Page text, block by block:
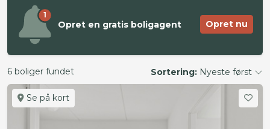
1
Opret en gratis boligagent Opret nu
6 boliger fundet Sortering: Nyeste først
Se på kort